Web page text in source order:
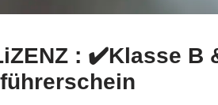
: ✔️Klasse B